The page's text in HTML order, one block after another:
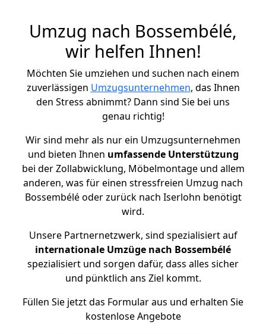
Umzug nach Bossembélé,
wir helfen Ihnen!
Möchten Sie umziehen und suchen nach einem
zuverlässigen Umzugsunternehmen, das Ihnen
den Stress abnimmt? Dann sind Sie bei uns
genau richtig!
Wir sind mehr als nur ein Umzugsunternehmen
und bieten Ihnen umfassende Unterstützung
bei der Zollabwicklung, Möbelmontage und allem
anderen, was für einen stressfreien Umzug nach
Bossembélé oder zurück nach Iserlohn benötigt
wird.
Unsere Partnernetzwerk, sind spezialisiert auf
internationale Umzüge nach Bossembélé
spezialisiert und sorgen dafür, dass alles sicher
und pünktlich ans Ziel kommt.
Füllen Sie jetzt das Formular aus und erhalten Sie
kostenlose Angebote